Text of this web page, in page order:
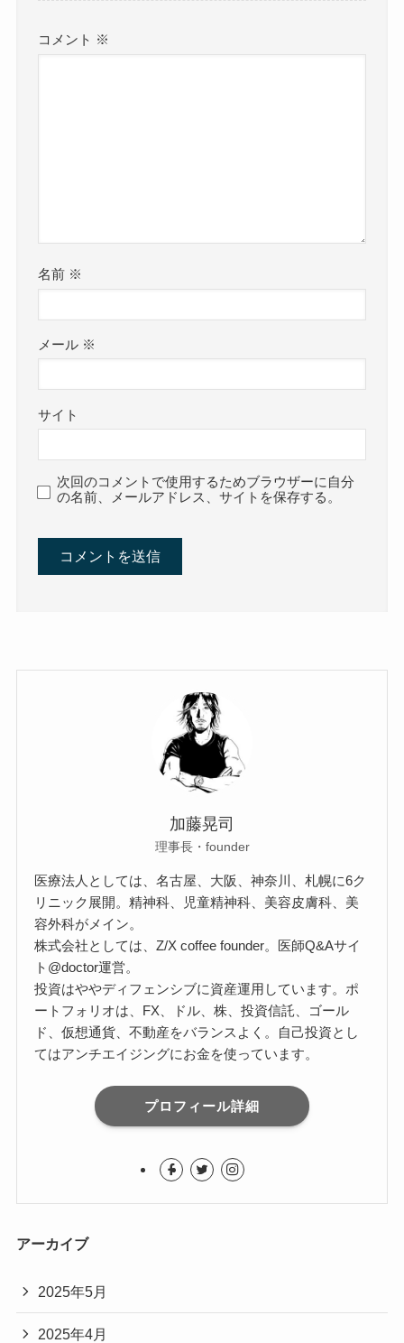
コメント ※
名前 ※
メール ※
サイト
次回のコメントで使用するためブラウザーに自分
の名前、メールアドレス、サイトを保存する。
加藤晃司
理事長・founder
医療法人としては、名古屋、大阪、神奈川、札幌に6ク
リニック展開。精神科、児童精神科、美容皮膚科、美
容外科がメイン。
株式会社としては、Z/X coffee founder。医師Q&Aサイ
ト@doctor運営。
投資はややディフェンシブに資産運用しています。ポ
ートフォリオは、FX、ドル、株、投資信託、ゴール
ド、仮想通貨、不動産をバランスよく。自己投資とし
てはアンチエイジングにお金を使っています。
プロフィール詳細
アーカイブ
2025年5月
2025年4月